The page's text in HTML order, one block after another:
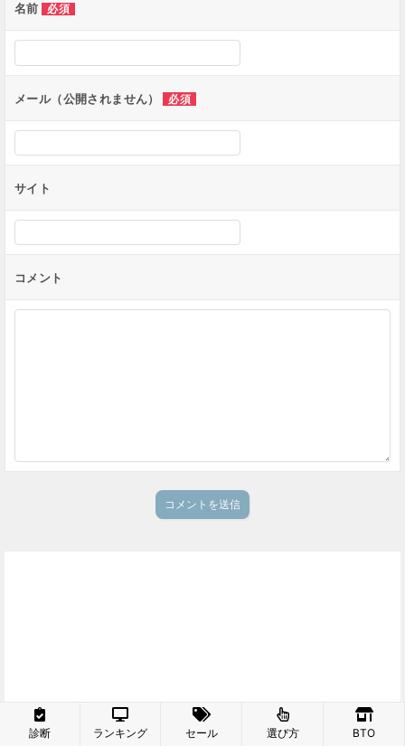
ー
シ
名前 必須
メール（公開されません） 必須
サイト
コメント
診断 ランキング セール 選び方 BTO